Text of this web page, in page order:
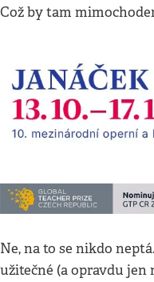
Což by tam
Ne, na to se nikdo
užitečné (a opravdu jen